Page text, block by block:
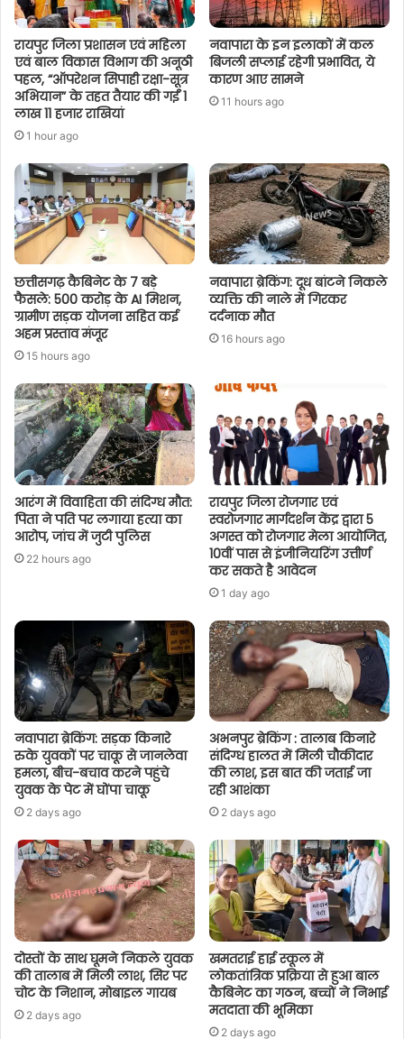
रायपुर जिला प्रशासन एवं महिला
एवं बाल विकास विभाग की अनूठी
पहल, “ऑपरेशन सिपाही रक्षा-सूत्र
अभियान” के तहत तैयार की गईं 1
लाख 11 हजार राखियां
1 hour ago
नवापारा के इन इलाकों में कल
बिजली सप्लाई रहेगी प्रभावित, ये
कारण आए सामने
11 hours ago
छत्तीसगढ़ कैबिनेट के 7 बड़े
फैसले: 500 करोड़ के AI मिशन,
ग्रामीण सड़क योजना सहित कई
अहम प्रस्ताव मंजूर
15 hours ago
नवापारा ब्रेकिंग: दूध बांटने निकले
व्यक्ति की नाले में गिरकर
दर्दनाक मौत
16 hours ago
आरंग में विवाहिता की संदिग्ध मौत:
पिता ने पति पर लगाया हत्या का
आरोप, जांच में जुटी पुलिस
22 hours ago
रायपुर जिला रोजगार एवं
स्वरोजगार मार्गदर्शन केंद्र द्वारा 5
अगस्त को रोजगार मेला आयोजित,
10वीं पास से इंजीनियरिंग उत्तीर्ण
कर सकते है आवेदन
1 day ago
नवापारा ब्रेकिंग: सड़क किनारे
रुके युवकों पर चाकू से जानलेवा
हमला, बीच-बचाव करने पहुंचे
युवक के पेट में घोंपा चाकू
2 days ago
अभनपुर ब्रेकिंग : तालाब किनारे
संदिग्ध हालत में मिली चौकीदार
की लाश, इस बात की जताई जा
रही आशंका
2 days ago
दोस्तों के साथ घूमने निकले युवक
की तालाब में मिली लाश, सिर पर
चोट के निशान, मोबाइल गायब
2 days ago
खमतराई हाई स्कूल में
लोकतांत्रिक प्रक्रिया से हुआ बाल
कैबिनेट का गठन, बच्चों ने निभाई
मतदाता की भूमिका
2 days ago